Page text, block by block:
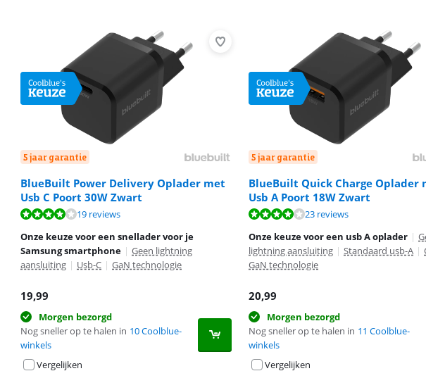
5 jaar garantie
BlueBuilt Power Delivery Oplader met
Usb C Poort 30W Zwart
Beoordeling is 8,2 van de 10, gebaseerd op 19 reviews.
19 reviews
Onze keuze voor een snellader voor je
Samsung smartphone | Geen lightning
aansluiting | Usb-C | GaN technologie
19,99
Morgen bezorgd
Nog sneller op te halen in 10 Coolblue-
winkels
Vergelijken
5 jaar garantie
BlueBuilt Quick Charge Oplader
Usb A Poort 18W Zwart
Beoordeling is 8,2 van de 10, gebaseerd op 23 reviews.
23 reviews
Onze keuze voor een usb A oplader |
lightning aansluiting | Standaard usb-A |
GaN technologie
20,99
Morgen bezorgd
Nog sneller op te halen in 11 Coolblue-
winkels
Vergelijken
Beoordeling is 8,2 van de 10, gebaseerd op 20 reviews.